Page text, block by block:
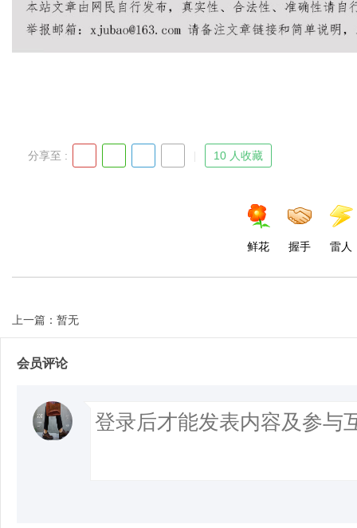
分享至 : 10 人收藏
鲜花 握手 雷人
上一篇：暂无
会员评论